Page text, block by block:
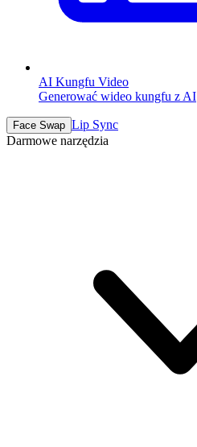
AI Kungfu Video
Generować wideo kungfu z AI
Face Swap Lip Sync
Darmowe narzędzia